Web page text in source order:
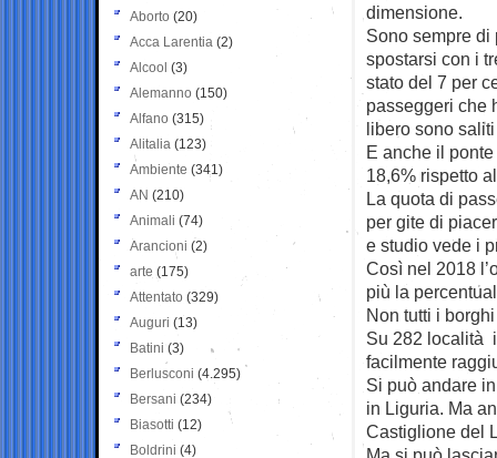
dimensione.
Sono sempre
spostarsi con i
stato del 7 per
passeggeri che
libero sono
E anche il
18,6% rispetto
La quota di
per gite di
e studio vede i
Così nel 2018
più la
Non tutti i
Su 282 località
facilmente
Si può andare
in Liguria. Ma
Castiglione del
Aborto (20)
Acca Larentia (2)
Alcool (3)
Alemanno (150)
Alfano (315)
Alitalia (123)
Ambiente (341)
AN (210)
Animali (74)
Arancioni (2)
arte (175)
Attentato (329)
Auguri (13)
Batini (3)
Berlusconi (4.295)
Bersani (234)
Biasotti (12)
Boldrini (4)